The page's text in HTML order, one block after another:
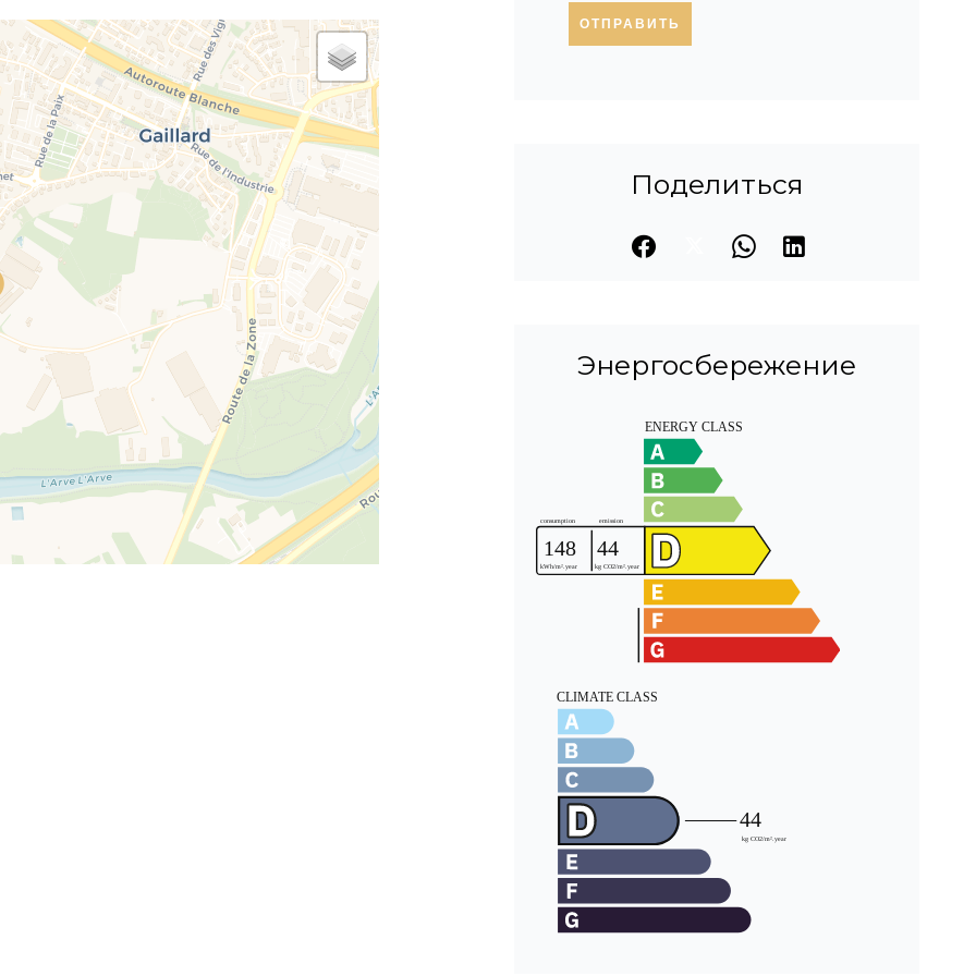
ОТПРАВИТЬ
Поделиться
Энергосбережение